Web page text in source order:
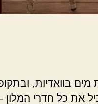
בוואדיות,
את כל חדרי